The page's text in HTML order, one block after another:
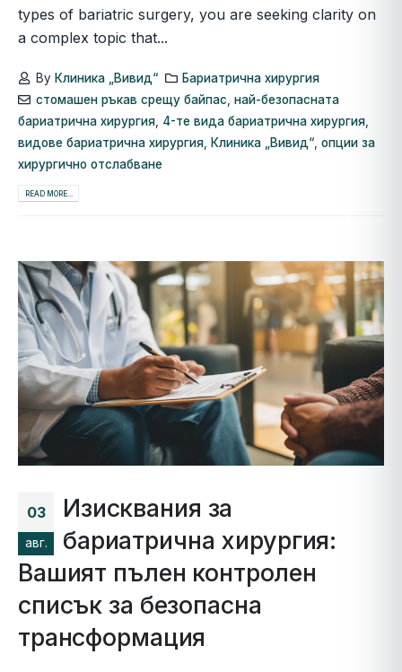
types of bariatric surgery, you are seeking clarity on
a complex topic that...
By Клиника „Вивид“
Бариатрична хирургия
стомашен ръкав срещу байпас най-безопасната
бариатрична хирургия 4-те вида бариатрична хирургия
видове бариатрична хирургия
Клиника „Вивид“ опции за
хирургично отслабване
READ MORE...
03
авг.
Изисквания за
бариатрична хирургия:
Вашият пълен контролен
списък за безопасна
трансформация